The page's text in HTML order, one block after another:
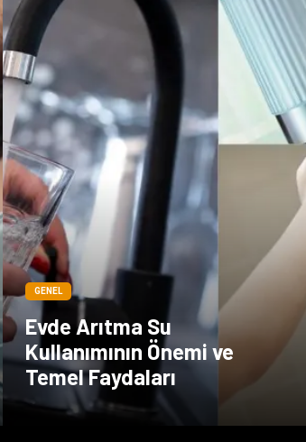
GENEL
Evde Arıtma Su
Kullanımının Önemi ve
Temel Faydaları